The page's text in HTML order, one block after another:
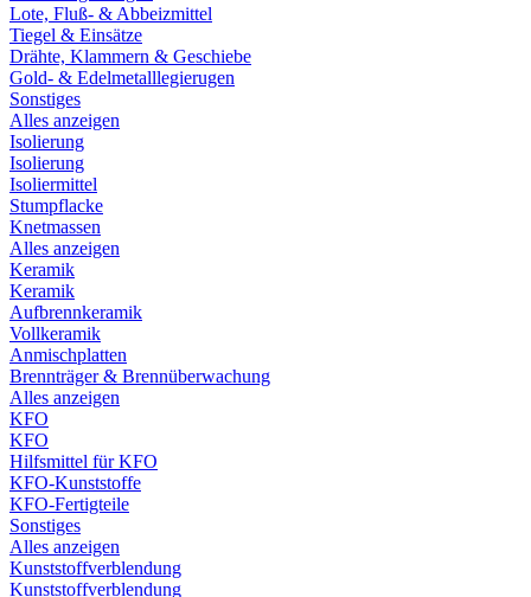
Lote, Fluß- & Abbeizmittel
Tiegel & Einsätze
Drähte, Klammern & Geschiebe
Gold- & Edelmetalllegierugen
Sonstiges
Alles anzeigen
Isolierung
Isolierung
Isoliermittel
Stumpflacke
Knetmassen
Alles anzeigen
Keramik
Keramik
Aufbrennkeramik
Vollkeramik
Anmischplatten
Brennträger & Brennüberwachung
Alles anzeigen
KFO
KFO
Hilfsmittel für KFO
KFO-Kunststoffe
KFO-Fertigteile
Sonstiges
Alles anzeigen
Kunststoffverblendung
Kunststoffverblendung